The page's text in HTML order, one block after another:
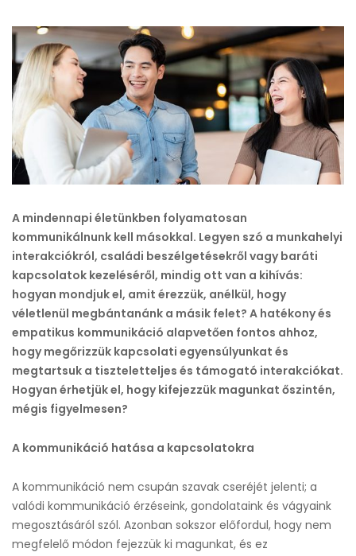
Hogyan
mondd
ki,
amit
érzel,
anélkül,
megbántanál
másokat?
A mindennapi életünkben folyamatosan
kommunikálnunk kell másokkal. Legyen szó a munkahelyi
interakciókról, családi beszélgetésekről vagy baráti
kapcsolatok kezeléséről, mindig ott van a kihívás:
hogyan mondjuk el, amit érezzük, anélkül, hogy
véletlenül megbántanánk a másik felet? A hatékony és
empatikus kommunikáció alapvetően fontos ahhoz,
hogy megőrizzük kapcsolati egyensúlyunkat és
megtartsuk a tiszteletteljes és támogató interakciókat.
Hogyan érhetjük el, hogy kifejezzük magunkat őszintén,
mégis figyelmesen?
A kommunikáció hatása a kapcsolatokra
A kommunikáció nem csupán szavak cseréjét jelenti; a
valódi kommunikáció érzéseink, gondolataink és vágyaink
megosztásáról szól. Azonban sokszor előfordul, hogy nem
megfelelő módon fejezzük ki magunkat, és ez